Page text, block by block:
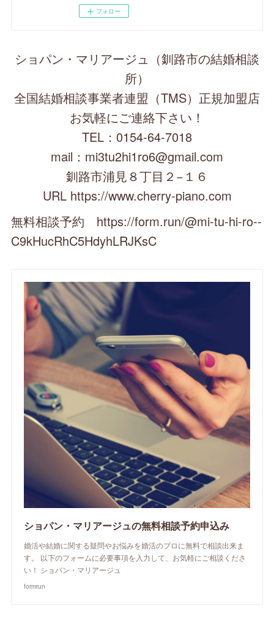
フォロー
ショパン・マリアージュ（釧路市の結婚相談
所）
全国結婚相談事業者連盟（TMS）正規加盟店
お気軽にご連絡下さい！
TEL：0154-64-7018
mail：mi3tu2hi1ro6@gmail.com
釧路市浦見８丁目２−１６
URL https://www.cherry-piano.com
無料相談予約 https://form.run/@mi-tu-hi-ro--
C9kHucRhC5HdyhLRJKsC
ショパン・マリアージュの無料相談予約申込み
婚活や結婚に関する疑問やお悩みを婚活のプロに無料で相談出来ま
す。 以下のフォームに必要事項を入力して、お気軽にご相談くださ
い！ ショパン・マリアージュ
formrun